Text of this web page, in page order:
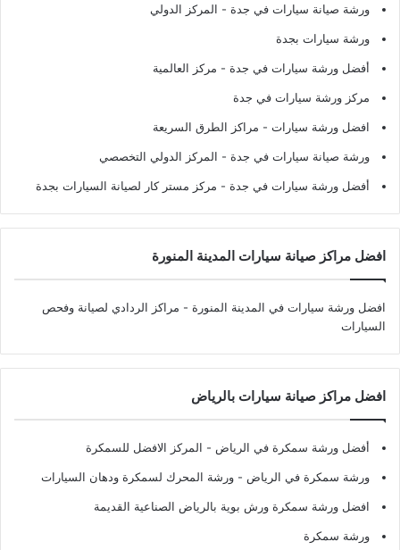
ورشة صيانة سيارات في جدة - المركز الدولي
ورشة سيارات بجدة
أفضل ورشة سيارات في جدة - مركز العالمية
مركز ورشة سيارات في جدة
افضل ورشة سيارات - مراكز الطرق السريعة
ورشة صيانة سيارات في جدة - المركز الدولي التخصصي
أفضل ورشة سيارات في جدة - مركز مستر كار لصيانة السيارات بجدة
افضل مراكز صيانة سيارات المدينة المنورة
افضل ورشة سيارات في المدينة المنورة - مراكز الردادي لصيانة وفحص
السيارات
افضل مراكز صيانة سيارات بالرياض
أفضل ورشة سمكرة في الرياض - المركز الافضل للسمكرة
ورشة سمكرة في الرياض - ورشة المحرك لسمكرة ودهان السيارات
افضل ورشة سمكرة ورش بوية بالرياض الصناعية القديمة
ورشة سمكرة